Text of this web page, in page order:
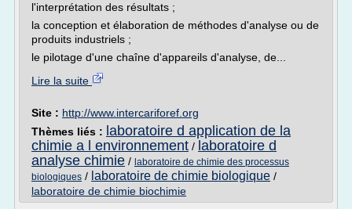
l'interprétation des résultats ;
la conception et élaboration de méthodes d'analyse ou de
produits industriels ;
le pilotage d'une chaîne d'appareils d'analyse, de...
Lire la suite
Site : http://www.intercariforef.org
Thèmes liés : laboratoire d application de la
chimie a l environnement / laboratoire d
analyse chimie / laboratoire de chimie des processus
biologiques / laboratoire de chimie biologique /
laboratoire de chimie biochimie